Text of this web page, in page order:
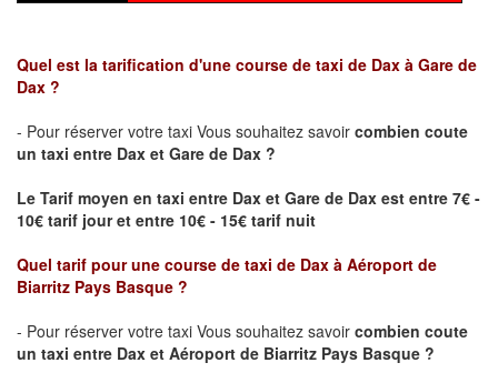
Quel est la tarification d'une course de taxi de Dax à Gare de
Dax ?
- Pour réserver votre taxi Vous souhaitez savoir combien coute
un taxi entre Dax et Gare de Dax ?
Le Tarif moyen en taxi entre Dax et Gare de Dax est entre 7€ -
10€ tarif jour et entre 10€ - 15€ tarif nuit
Quel tarif pour une course de taxi de Dax à Aéroport de
Biarritz Pays Basque ?
- Pour réserver votre taxi Vous souhaitez savoir combien coute
un taxi entre Dax et Aéroport de Biarritz Pays Basque ?